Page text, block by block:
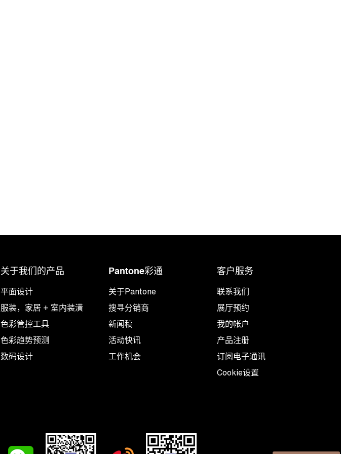
关于我们的产品
平面设计
服装，家居 + 室内装潢
色彩管控工具
色彩趋势预测
数码设计
Pantone彩通
关于Pantone
搜寻分销商
新闻稿
活动快讯
工作机会
客户服务
联系我们
展厅预约
我的帐户
产品注册
订阅电子通讯
Cookie设置